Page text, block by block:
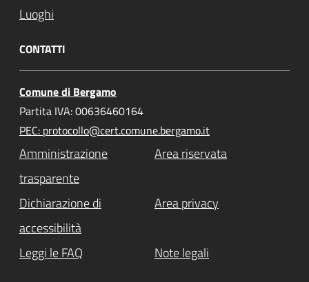
Luoghi
CONTATTI
Comune di Bergamo
Partita IVA: 00636460164
PEC: protocollo@cert.comune.bergamo.it
Amministrazione
trasparente
Area riservata
Dichiarazione di
accessibilità
Area privacy
Leggi le FAQ Note legali